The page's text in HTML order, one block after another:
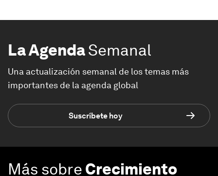
La AgendaSemanal
Una actualización semanal de los temas más
importantes de la agenda global
Suscríbete hoy
Más sobre Crecimiento